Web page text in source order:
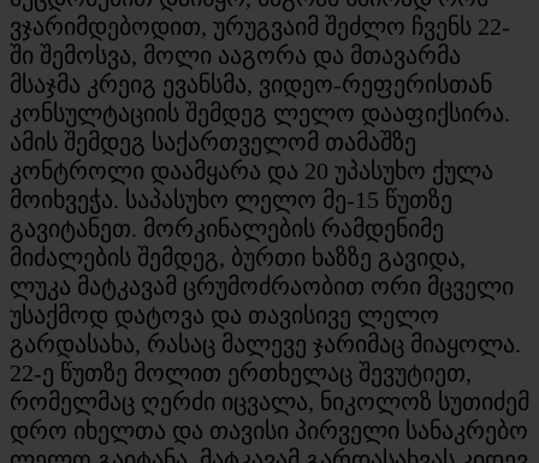
ვჯარიმდებოდით, ურუგვაიმ შეძლო ჩვენს 22-
ში შემოსვა, მოლი ააგორა და მთავარმა
მსაჯმა კრეიგ ევანსმა, ვიდეო-რეფერისთან
კონსულტაციის შემდეგ ლელო დააფიქსირა.
ამის შემდეგ საქართველომ თამაშზე
კონტროლი დაამყარა და 20 უპასუხო ქულა
მოიხვეჭა. საპასუხო ლელო მე-15 წუთზე
გავიტანეთ. მორკინალების რამდენიმე
მიძალების შემდეგ, ბურთი ხაზზე გავიდა,
ლუკა მატკავამ ცრუმოძრაობით ორი მცველი
უსაქმოდ დატოვა და თავისივე ლელო
გარდასახა, რასაც მალევე ჯარიმაც მიაყოლა.
22-ე წუთზე მოლით ერთხელაც შევუტიეთ,
რომელმაც ღერძი იცვალა, ნიკოლოზ სუთიძემ
დრო იხელთა და თავისი პირველი სანაკრებო